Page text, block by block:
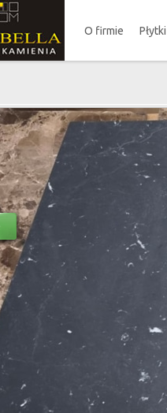
O firmie